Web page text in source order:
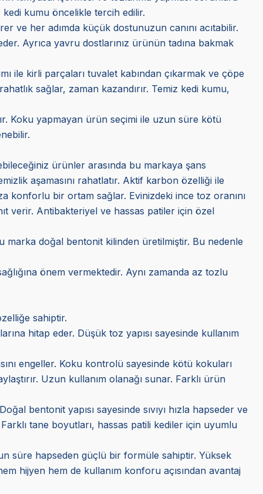
kumu öncelikle tercih edilir.
ve her adımda küçük dostunuzun canını acıtabilir.
Ayrıca yavru dostlarınız ürünün tadına bakmak
ile kirli parçaları tuvalet kabından çıkarmak ve çöpe
sağlar, zaman kazandırır. Temiz kedi kumu,
Koku yapmayan ürün seçimi ile uzun süre kötü
ürünler arasında bu markaya şans
aşamasını rahatlatır. Aktif karbon özelliği ile
konforlu bir ortam sağlar. Evinizdeki ince toz oranını
verir. Antibakteriyel ve hassas patiler için özel
doğal bentonit kilinden üretilmiştir. Bu nedenle
önem vermektedir. Aynı zamanda az tozlu
sahiptir.
hitap eder. Düşük toz yapısı sayesinde kullanım
engeller. Koku kontrolü sayesinde kötü kokuları
Uzun kullanım olanağı sunar. Farklı ürün
bentonit yapısı sayesinde sıvıyı hızla hapseder ve
tane boyutları, hassas patili kediler için uyumlu
süre hapseden güçlü bir formüle sahiptir. Yüksek
hijyen hem de kullanım konforu açısından avantaj